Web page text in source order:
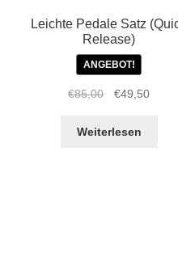
Leichte Pedale Satz
Release)
ANGEBOT!
€85,00
war:
€49,50
Weiterlesen